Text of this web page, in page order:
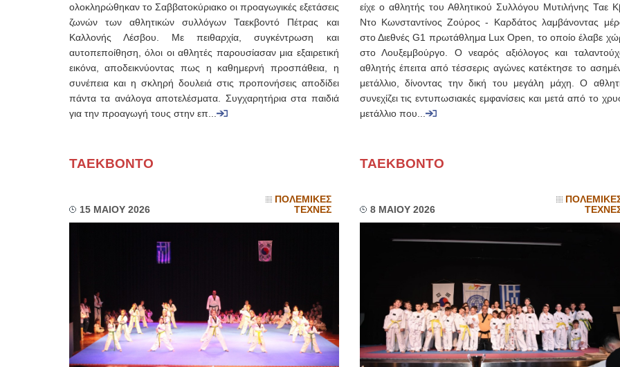
ολοκληρώθηκαν το Σαββατοκύριακο οι προαγωγικές εξετάσεις
ζωνών των αθλητικών συλλόγων Ταεκβοντό Πέτρας και
Καλλονής Λέσβου. Με πειθαρχία, συγκέντρωση και
αυτοπεποίθηση, όλοι οι αθλητές παρουσίασαν μια εξαιρετική
εικόνα, αποδεικνύοντας πως η καθημερνή προσπάθεια, η
συνέπεια και η σκληρή δουλειά στις προπονήσεις αποδίδει
πάντα τα ανάλογα αποτελέσματα. Συγχαρητήρια στα παιδιά
για την προαγωγή τους στην επ...
είχε ο αθλητής του Αθλητικού Συλλόγου Μυτιλήνης Ταε
Ντο Κωνσταντίνος Ζούρος - Καρδάτος λαμβάνοντας
στο Διεθνές G1 πρωτάθλημα Lux Open, το οποίο έλαβε
στο Λουξεμβούργο. Ο νεαρός αξιόλογος και
αθλητής έπειτα από τέσσερις αγώνες κατέκτησε το
μετάλλιο, δίνοντας την δική του μεγάλη μάχη. Ο
συνεχίζει τις εντυπωσιακές εμφανίσεις και μετά από το
μετάλλιο που...
ΤΑΕΚΒΟΝΤΟ
15 ΜΑΙΟΥ 2026
ΠΟΛΕΜΙΚΕΣ
ΤΕΧΝΕΣ
ΤΑΕΚΒΟΝΤΟ
8 ΜΑΙΟΥ 2026
ΙΩΑΝΝΗΣ Α. ΜΑΛΛΙΑΣ
Διδάκτωρ Ιατρικής Σχολής
Καβέτσου 10, Μυτιλήνη, τηλ:
Χειρουργός Ωτορινολαρυγγολόγος
Έλενα Μπούμπα
Στρατιωτικός Ιατρός
Διδ.Παν.Αθηνών
Διπλωματούχος Ευρ.Ακαδημίας
Πάρνηθας 95-97 Αχαρναί
2102467085 & 6938502258
email- elenboumpa@gmail.com